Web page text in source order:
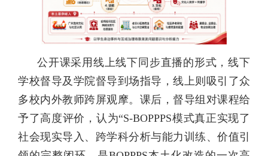
公开课采用线上线下同步直播的形式，线下
学校督导及学院督导到场指导，线上则吸引了众
多校内外教师跨屏观摩。课后，督导组对课程给
予了高度评价，认为“S-BOPPPS模式真正实现了
社会现实导入、跨学科分析与能力训练、价值引